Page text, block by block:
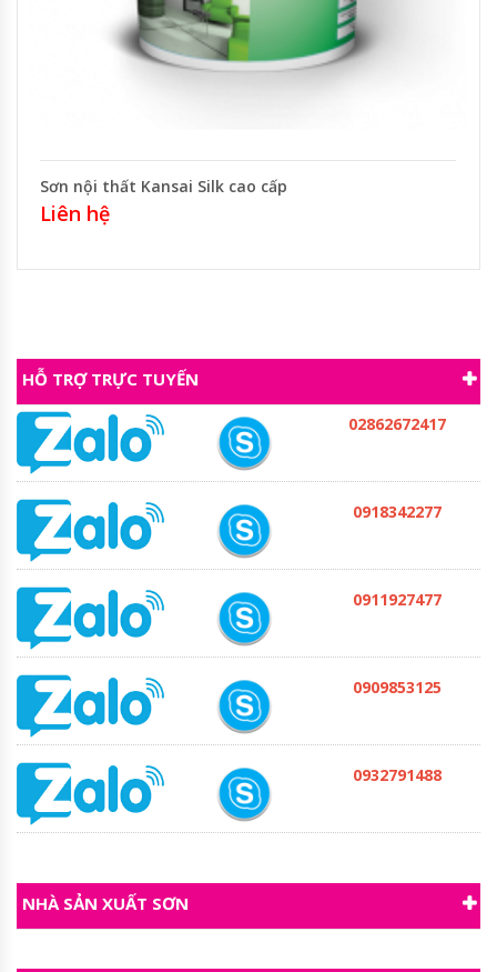
Sơn nội thất Kansai Silk cao cấp
Liên hệ
HỖ TRỢ TRỰC TUYẾN
02862672417
0918342277
0911927477
0909853125
0932791488
NHÀ SẢN XUẤT SƠN